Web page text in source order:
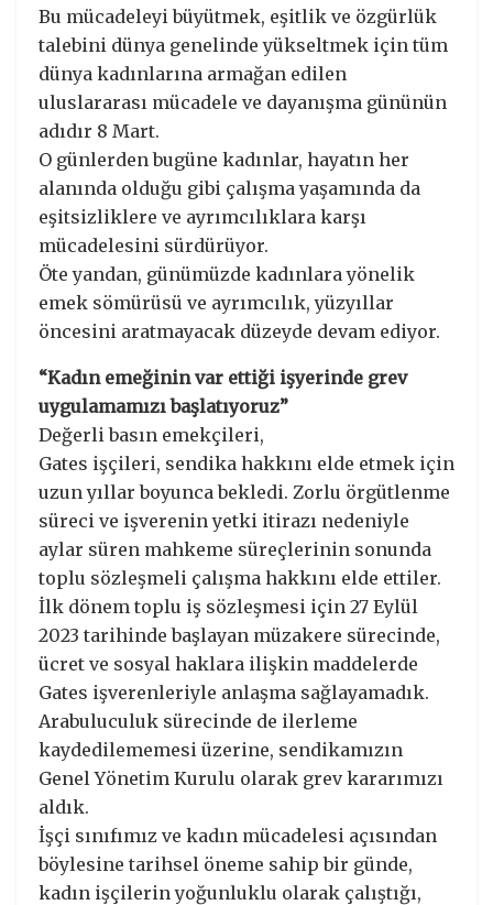
Bu mücadeleyi büyütmek, eşitlik ve özgürlük
talebini dünya genelinde yükseltmek için tüm
dünya kadınlarına armağan edilen
uluslararası mücadele ve dayanışma gününün
adıdır 8 Mart.
O günlerden bugüne kadınlar, hayatın her
alanında olduğu gibi çalışma yaşamında da
eşitsizliklere ve ayrımcılıklara karşı
mücadelesini sürdürüyor.
Öte yandan, günümüzde kadınlara yönelik
emek sömürüsü ve ayrımcılık, yüzyıllar
öncesini aratmayacak düzeyde devam ediyor.
“Kadın emeğinin var ettiği işyerinde grev
uygulamamızı başlatıyoruz”
Değerli basın emekçileri,
Gates işçileri, sendika hakkını elde etmek için
uzun yıllar boyunca bekledi. Zorlu örgütlenme
süreci ve işverenin yetki itirazı nedeniyle
aylar süren mahkeme süreçlerinin sonunda
toplu sözleşmeli çalışma hakkını elde ettiler.
İlk dönem toplu iş sözleşmesi için 27 Eylül
2023 tarihinde başlayan müzakere sürecinde,
ücret ve sosyal haklara ilişkin maddelerde
Gates işverenleriyle anlaşma sağlayamadık.
Arabuluculuk sürecinde de ilerleme
kaydedilememesi üzerine, sendikamızın
Genel Yönetim Kurulu olarak grev kararımızı
aldık.
İşçi sınıfımız ve kadın mücadelesi açısından
böylesine tarihsel öneme sahip bir günde,
kadın işçilerin yoğunluklu olarak çalıştığı,